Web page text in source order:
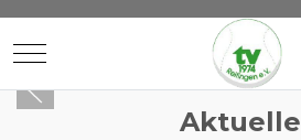
Mobile Menu Toggle